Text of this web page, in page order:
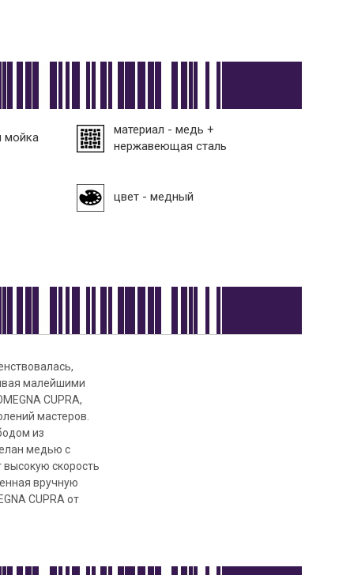
мойка
материал - медь +
нержавеющая сталь
цвет - медный
малейшими
CUPRA,
мастеров.
из
медью с
скорость
вручную
CUPRA от